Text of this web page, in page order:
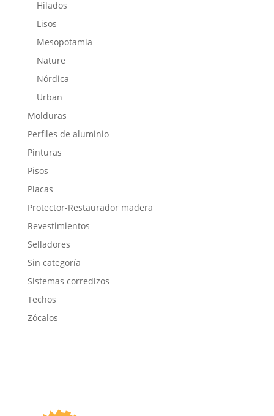
Hilados
Lisos
Mesopotamia
Nature
Nórdica
Urban
Molduras
Perfiles de aluminio
Pinturas
Pisos
Placas
Protector-Restaurador madera
Revestimientos
Selladores
Sin categoría
Sistemas corredizos
Techos
Zócalos